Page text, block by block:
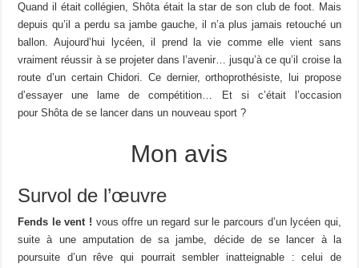
Quand il était collégien, Shôta était la star de son club de foot. Mais
depuis qu’il a perdu sa jambe gauche, il n’a plus jamais retouché un
ballon. Aujourd’hui lycéen, il prend la vie comme elle vient sans
vraiment réussir à se projeter dans l’avenir… jusqu’à ce qu’il croise la
route d’un certain Chidori. Ce dernier, orthoprothésiste, lui propose
d’essayer une lame de compétition… Et si c’était l’occasion
pour Shôta de se lancer dans un nouveau sport ?
Mon avis
Survol de l’œuvre
Fends le vent ! vous offre un regard sur le parcours d’un lycéen qui,
suite à une amputation de sa jambe, décide de se lancer à la
poursuite d’un rêve qui pourrait sembler inatteignable : celui de